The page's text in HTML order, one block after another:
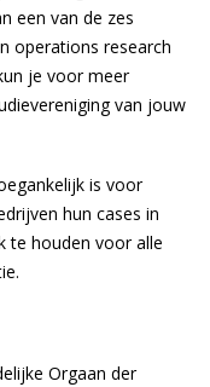
een van de zes
operations research
je voor meer
van jouw
is voor
hun cases in
te houden voor alle
Orgaan der